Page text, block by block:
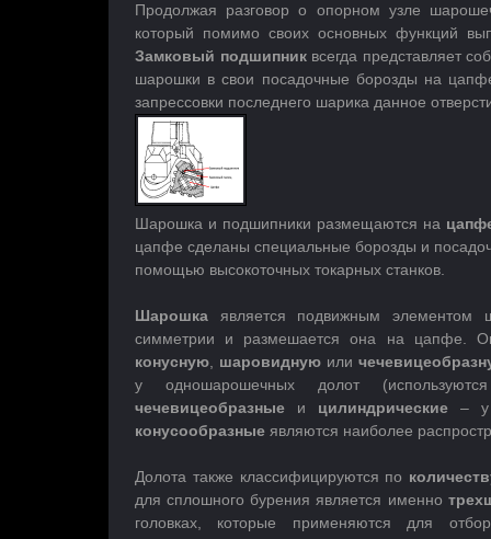
Продолжая разговор о опорном узле
который помимо своих основных функций
Замковый подшипниквсегда представляет
шарошки в свои посадочные борозды на
запрессовки последнего шарика данное
Шарошка и подшипники размещаются на
цапфе сделаны специальные борозды и
помощью высокоточных токарных станков.
Шарошкаявляется подвижным элементом
симметрии и размешается она на цапфе.
конусную, шаровиднуюили
у одношарошечных долот
чечевицеобразныеи цилиндрические – у
конусообразныеявляются наиболее
Долота также классифицируются по
для сплошного бурения является именно
головках, которые применяются для